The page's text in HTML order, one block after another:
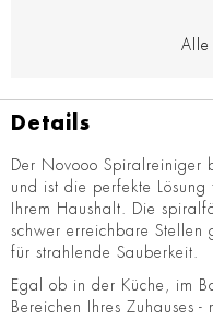
Alle
Details
Der Novooo Spiralreiniger
und ist die perfekte Lösung
Ihrem Haushalt. Die
schwer erreichbare Stellen
für strahlende Sauberkeit.
Egal ob in der Küche, im
Bereichen Ihres Zuhauses